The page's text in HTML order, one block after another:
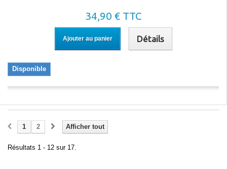
34,90 € TTC
Ajouter au panier Détails
Disponible
Afficher tout
1 2
Résultats 1 - 12 sur 17.